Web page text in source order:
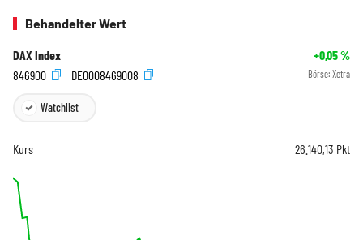
Behandelter Wert
DAX Index +0,05%
846900
DE0008469008 Börse: Xetra
Watchlist
Kurs 26.140,13 Pkt